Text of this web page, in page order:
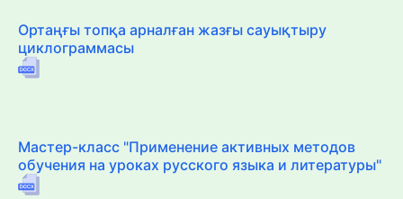
Ортаңғы топқа арналған жазғы сауықтыру
циклограммасы
Мастер-класс "Применение активных методов
обучения на уроках русского языка и литературы"